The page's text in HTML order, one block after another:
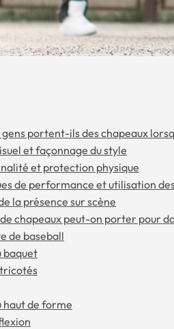
gens portent-ils des chapeaux
et façonnage du style
et protection physique
de performance et utilisation
la présence sur scène
chapeaux peut-on porter pour
de baseball
baquet
haut de forme